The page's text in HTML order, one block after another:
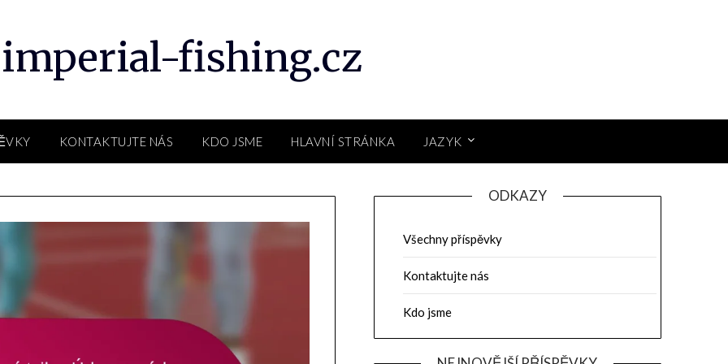
imperial-fishing.cz
KONTAKTUJTE NÁS KDO JSME HLAVNÍ STRÁNKA JAZYK
ODKAZY
Všechny příspěvky
Kontaktujte nás
Kdo jsme